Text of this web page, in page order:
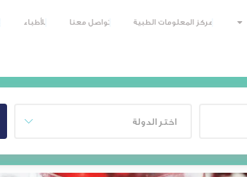
مركز المعلومات الطبية تواصل معنا للأطباء
اختر الدولة